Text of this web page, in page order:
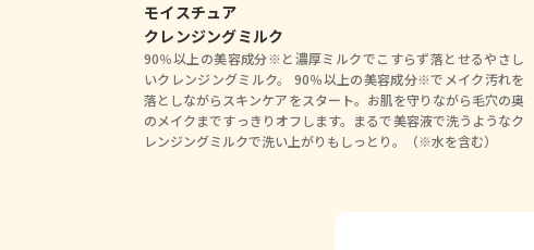
モイスチュア
クレンジングミルク
90％以上の美容成分※と濃厚ミルクでこすらず落とせるやさし
いクレンジングミルク。 90％以上の美容成分※でメイク汚れを
落としながらスキンケアをスタート。お肌を守りながら毛穴の奥
のメイクまですっきりオフします。まるで美容液で洗うようなク
レンジングミルクで洗い上がりもしっとり。（※水を含む）